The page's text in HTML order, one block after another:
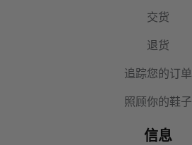
交货
退货
追踪您的订单
照顾你的鞋子
信息